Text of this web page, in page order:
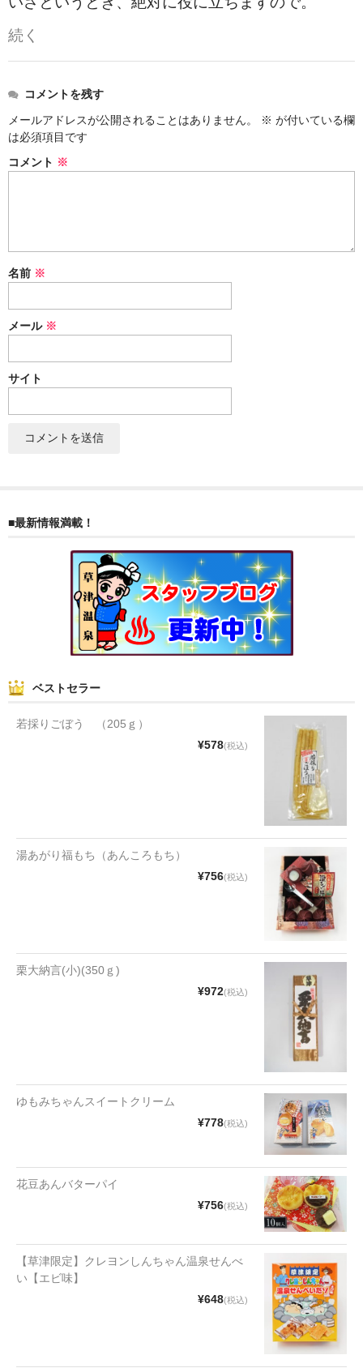
会社情報
お問合せ
スタッフブログ
続く
コメントを残す
メールアドレスが公開されることはありません。
※ が付いている欄
は必須項目です
コメント ※
名前 ※
メール ※
サイト
■最新情報満載！
ベストセラー
若採りごぼう （205ｇ）
¥578(税込)
湯あがり福もち（あんころもち）
¥756(税込)
栗大納言(小)(350ｇ)
¥972(税込)
ゆもみちゃんスイートクリーム
¥778(税込)
花豆あんバターパイ
¥756(税込)
【草津限定】クレヨンしんちゃん温泉せんべ
い【エビ味】
¥648(税込)